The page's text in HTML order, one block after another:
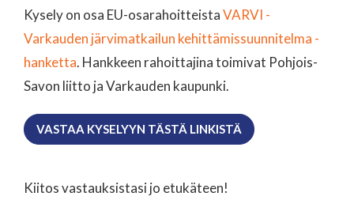
Kysely on osa EU-osarahoitteistaVARVI -
Varkauden järvimatkailun kehittämissuunnitelma -
hanketta. Hankkeen rahoittajina toimivat Pohjois-
Savon liitto ja Varkauden kaupunki.
VASTAA KYSELYYN TÄSTÄ LINKISTÄ
Kiitos vastauksistasi jo etukäteen!